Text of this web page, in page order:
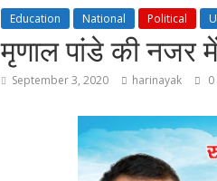
Education National Political
मृणाल पांडे की नजर
September 3, 2020 harinayak